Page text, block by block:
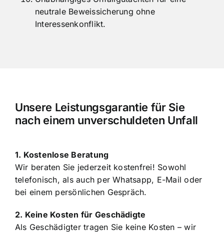
Unabhängiges Unfallgutachten für eine
neutrale Beweissicherung ohne
Unsere Leistungsgarantie für Sie
1. Kostenlose Beratung
Wir beraten Sie jederzeit kostenfrei! Sowohl
telefonisch, als auch per Whatsapp, E-Mail oder
2. Keine Kosten für Geschädigte